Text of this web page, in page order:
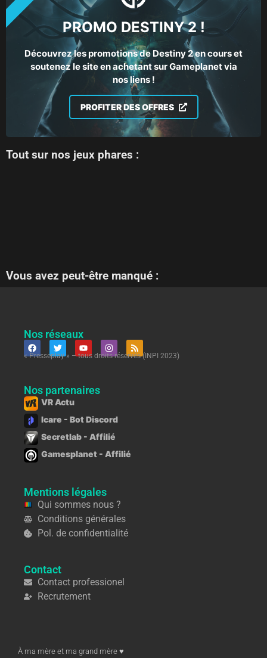
PROMO DESTINY 2 !
Découvrez les promotions de Destiny 2 en cours et
soutenez le site en achetant sur Gameplanet via
nos liens !
PROFITER DES OFFRES
Tout sur nos jeux phares :
Vous avez peut-être manqué :
Nos réseaux
« Presseplay » – tous droits réservés (INPI 2023)
Nos partenaires
VR Actu
Icare - Bot Discord
Secretlab - Affilié
Gamesplanet - Affilié
Mentions légales
Qui sommes nous ?
Conditions générales
Pol. de confidentialité
Contact
Contact professionel
Recrutement
À ma mère et ma grand mère ♥︎